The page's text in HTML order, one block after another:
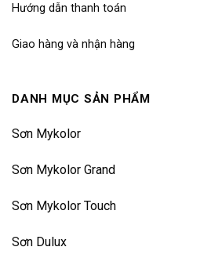
Hướng dẫn thanh toán
Giao hàng và nhận hàng
DANH MỤC SẢN PHẨM
Sơn Mykolor
Sơn Mykolor Grand
Sơn Mykolor Touch
Sơn Dulux